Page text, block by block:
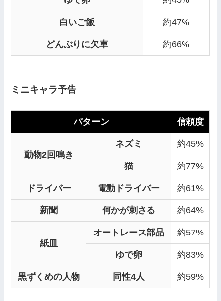
白いご飯 約47%
どんぶりに欠車 約66%
ミニキャラ予告
パターン 信頼度
動物2回鳴き
ネズミ 約45%
猫 約77%
ドライバー 電動ドライバー 約61%
新聞 何かが刺さる 約64%
紙皿
オートレース部品 約57%
ゆで卵 約83%
黒ずくめの人物 同性4人 約59%